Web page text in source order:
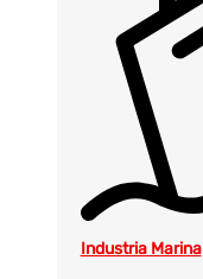
Industria Marina